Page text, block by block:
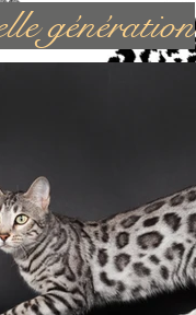
génération